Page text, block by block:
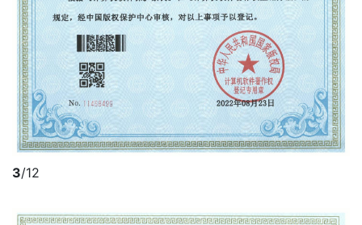
3/12